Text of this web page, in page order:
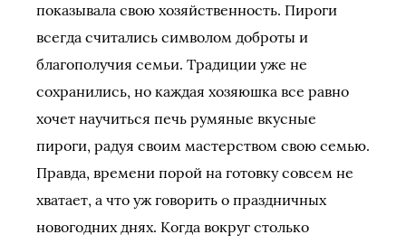
показывала свою хозяйственность. Пироги
всегда считались символом доброты и
благополучия семьи. Традиции уже не
сохранились, но каждая хозяюшка все равно
хочет научиться печь румяные вкусные
пироги, радуя своим мастерством свою семью.
Правда, времени порой на готовку совсем не
хватает, а что уж говорить о праздничных
новогодних днях. Когда вокруг столько